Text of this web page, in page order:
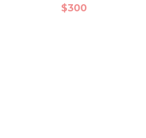
$300